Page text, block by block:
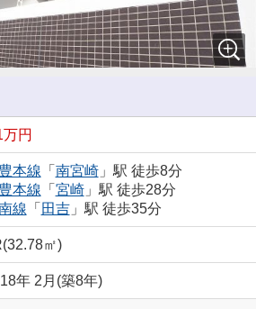
円
本線 「 南宮崎」駅 徒歩8分
本線 「 宮崎」駅 徒歩28分
線 「 田吉」駅 徒歩35分
㎡)
年 2月(築8年)